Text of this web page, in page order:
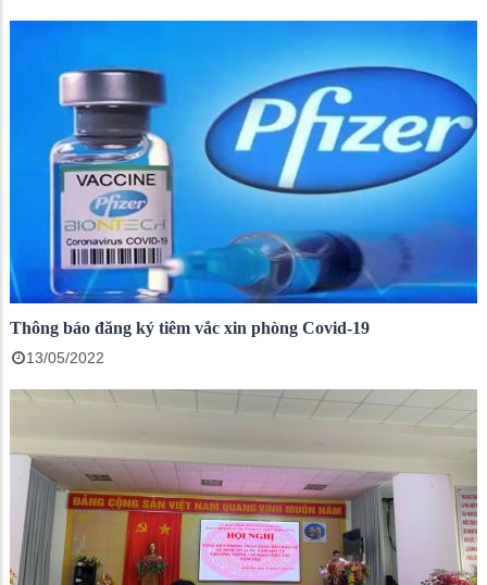
Thông báo đăng ký tiêm vắc xin phòng Covid-19
13/05/2022